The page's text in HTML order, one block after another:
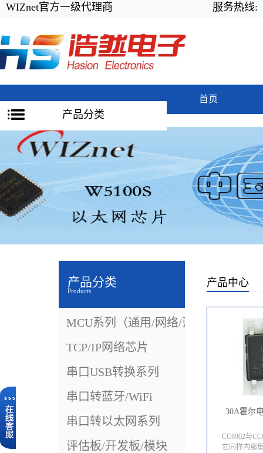
WIZnet官方一级代理商 服务热线:
产品分类
首页
产品分类
Products
MCU系列（通用/网络/蓝牙）
TCP/IP网络芯片
串口USB转换系列
串口转蓝牙/WiFi
串口转以太网系列
评估板/开发板/模块
产品中心
30A霍尔
CC6902与
它同样内部